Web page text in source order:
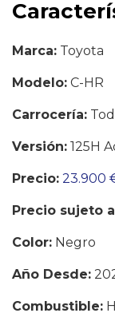
Marca: Toyota
Modelo: C-HR
Carrocería:
Versión: 125H
Precio: 23.900
Precio sujeto
Color: Negro
Año Desde:
Combustible: